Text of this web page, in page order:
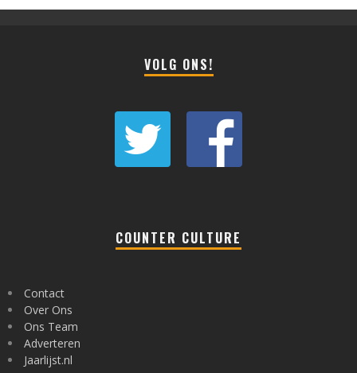
VOLG ONS!
COUNTER CULTURE
Contact
Over Ons
Ons Team
Adverteren
Jaarlijst.nl